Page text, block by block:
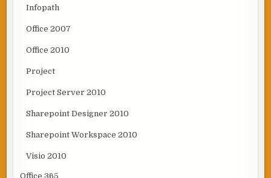
Infopath
Office 2007
Office 2010
Project
Project Server 2010
Sharepoint Designer 2010
Sharepoint Workspace 2010
Visio 2010
Office 365